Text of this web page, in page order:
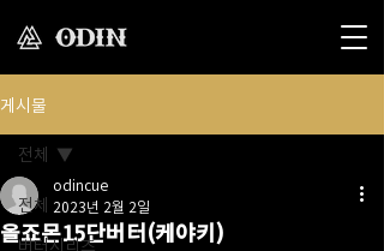
게시물
전체
버터시리즈
전체
올죠몬15단버터(케야키)
odincue
2023년 2월 2일